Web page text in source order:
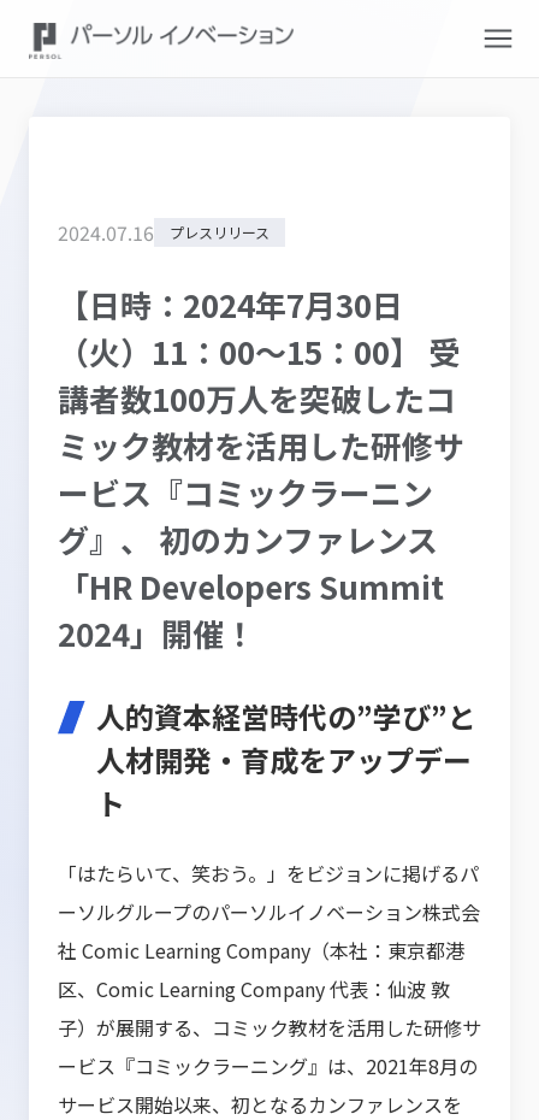
2024.07.16 プレスリリース
【日時：2024年7月30日
（火）11：00～15：00】 受
講者数100万人を突破したコ
ミック教材を活用した研修サ
ービス『コミックラーニン
グ』、 初のカンファレンス
「HR Developers Summit
2024」開催！
人的資本経営時代の”学び”と
人材開発・育成をアップデー
ト
「はたらいて、笑おう。」をビジョンに掲げるパ
ーソルグループのパーソルイノベーション株式会
社 Comic Learning Company（本社：東京都港
区、Comic Learning Company 代表：仙波 敦
子）が展開する、コミック教材を活用した研修サ
ービス『コミックラーニング』は、2021年8月の
サービス開始以来、初となるカンファレンスを